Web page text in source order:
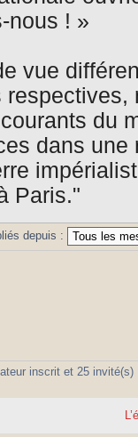
nous ! »
vue
du
dans
Paris."
depuis :
inscrit et 25 invité(s)